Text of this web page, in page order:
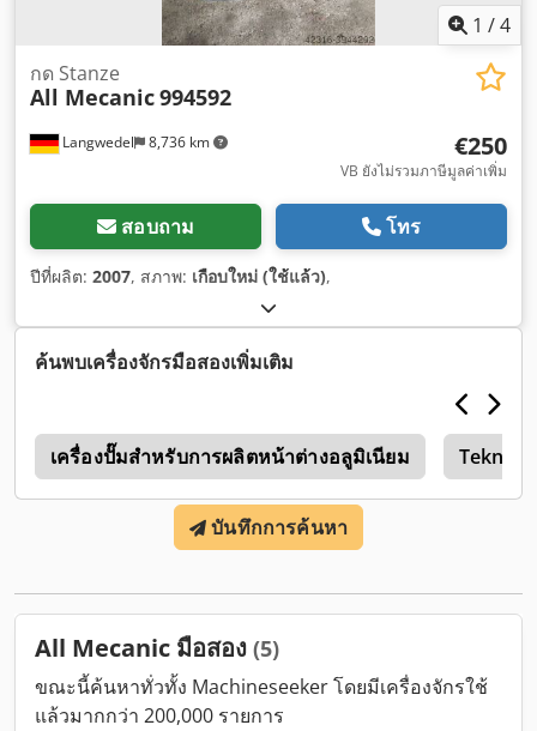
1 /4
Langwedel 8,736 km
กด Stanze
All Mecanic994592
€250
VB ยังไม่รวมภาษีมูลค่าเพิ่ม
สอบถาม โทร
ปีที่ผลิต: 2007, สภาพ: เกือบใหม่ (ใช้แล้ว),
ค้นพบเครื่องจักรมือสองเพิ่มเติม
เครื่องปั๊มสำหรับการผลิตหน้าต่างอลูมิเนียม Tekna
บันทึกการค้นหา
All Mecanic มือสอง (5)
ขณะนี้ค้นหาทั่วทั้ง Machineseeker โดยมีเครื่องจักรใช้
แล้วมากกว่า 200,000 รายการ